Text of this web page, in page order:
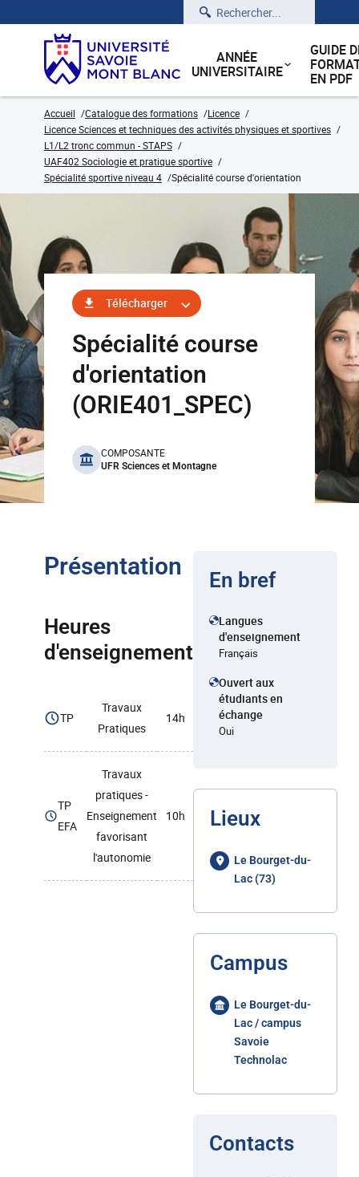
Rechercher
ANNÉE
UNIVERSITAIRE
GUIDE
EN PDF
Accueil Catalogue des formations
Licence
Licence Sciences et techniques des activités physiques et sportives
L1/L2 tronc commun - STAPS
UAF402 Sociologie et pratique sportive
Spécialité sportive niveau 4
Spécialité course d'orientation
Télécharger
Spécialité course
d'orientation
(ORIE401_SPEC)
benefits
COMPOSANTE
UFR Sciences et Montagne
Présentation
Heures
d'enseignement
TP
Travaux
Pratiques
14h
TP
EFA
Travaux
pratiques -
Enseignement
favorisant
l'autonomie
10h
En bref
Langues
d'enseignement
Français
Ouvert aux
étudiants en
échange
Oui
Lieux
Le Bourget-du-
Lac (73)
Campus
Le Bourget-du-
Lac / campus
Savoie
Technolac
Contacts